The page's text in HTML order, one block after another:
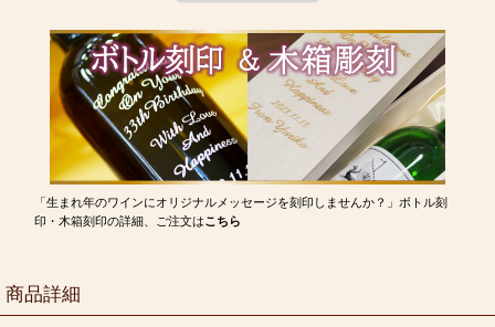
「生まれ年のワインにオリジナルメッセージを刻印しませんか？」ボトル刻
印・木箱刻印の詳細、ご注文はこちら
商品詳細